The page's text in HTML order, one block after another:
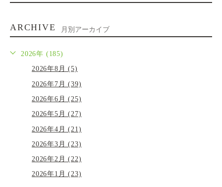
ARCHIVE 月別アーカイブ
2026年 (185)
2026年8月 (5)
2026年7月 (39)
2026年6月 (25)
2026年5月 (27)
2026年4月 (21)
2026年3月 (23)
2026年2月 (22)
2026年1月 (23)